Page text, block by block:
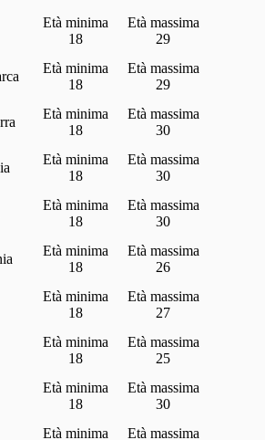
18 29
18 29
18 30
18 30
18 30
18 26
18 27
18 25
18 30